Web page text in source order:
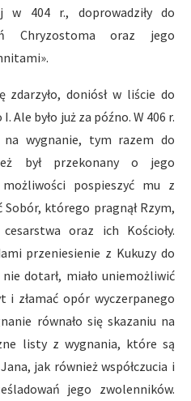
w 404 r., doprowadziły do
Chryzostoma oraz jego
doniósł w liście do
Ale było już za późno. W 406 r.
na wygnanie, tym razem do
był przekonany o jego
pospieszyć mu z
Sobór, którego pragnął Rzym,
oraz ich Kościoły.
przeniesienie z Kukuzy do
dotarł, miało uniemożliwić
i złamać opór wyczerpanego
równało się skazaniu na
listy z wygnania, które są
jak również współczucia i
jego zwolenników.